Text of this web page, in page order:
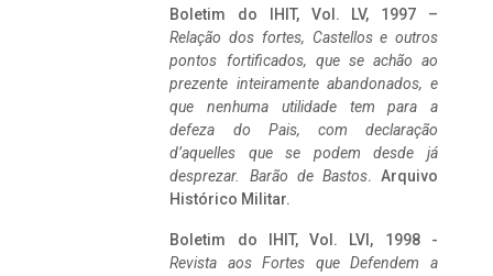
Boletim do IHIT, Vol. LV, 1997 –
Relação dos fortes, Castellos e outros
pontos fortificados, que se achão ao
prezente inteiramente abandonados, e
que nenhuma utilidade tem para a
defeza do Pais, com declaração
d’aquelles que se podem desde já
desprezar. Barão de Bastos. Arquivo
Histórico Militar.
Boletim do IHIT, Vol. LVI, 1998 -
Revista aos Fortes que Defendem a